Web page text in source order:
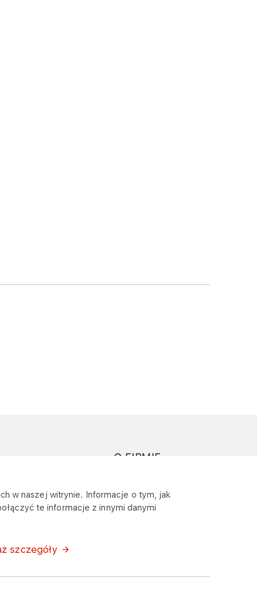
w naszej witrynie. Informacje o tym, jak
te informacje z innymi danymi
szczegóły
O FIRMIE
Wymagania